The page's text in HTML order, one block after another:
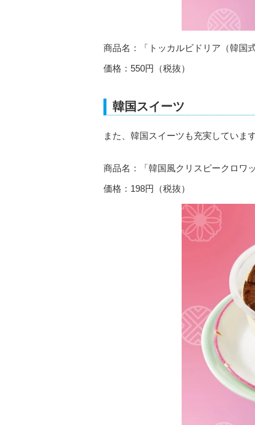
商品名：「トッカルビドリア（韓国
価格：550円（税抜）
韓国スイーツ
また、韓国スイーツも充実しています
商品名：「韓国風クリスピークロワ
価格：198円（税抜）